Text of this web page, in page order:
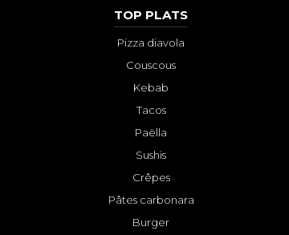
TOP PLATS
Pizza diavola
Couscous
Kebab
Tacos
Paëlla
Sushis
Crêpes
Pâtes carbonara
Burger